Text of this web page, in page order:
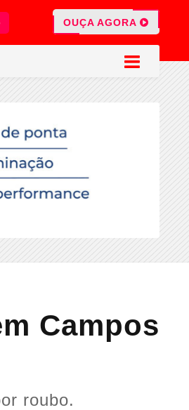
OUÇA AGORA
Campos
roubo.